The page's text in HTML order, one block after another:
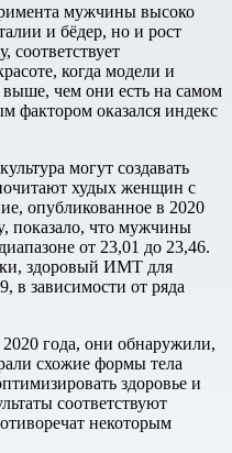
мужчины высоко
и бёдер, но и рост
когда модели и
выше, чем они есть на самом
фактором оказался индекс
могут создавать
худых женщин с
опубликованное в 2020
показало, что мужчины
от 23,01 до 23,46.
здоровый ИМТ для
в зависимости от ряда
года, они обнаружили,
схожие формы тела
здоровье и
соответствуют
некоторым